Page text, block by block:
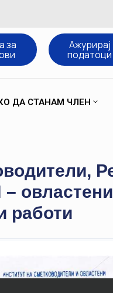
за Ажурирај
податоци
ДА СТАНАМ ЧЛЕН
работи